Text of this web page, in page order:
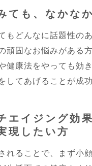
ても、なかな
もどんなに話題性の
頑固なお悩みがある
健康法をやっても効
してあげることが成
エイジング効
現したい方
れることで、まず小